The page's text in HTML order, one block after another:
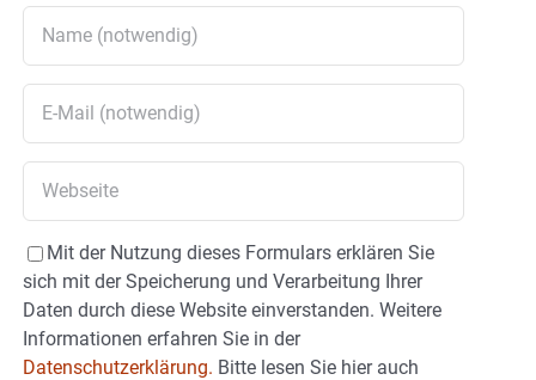
Mit der Nutzung dieses Formulars erklären Sie
sich mit der Speicherung und Verarbeitung Ihrer
Daten durch diese Website einverstanden. Weitere
Informationen erfahren Sie in der
Datenschutzerklärung. Bitte lesen Sie hier auch